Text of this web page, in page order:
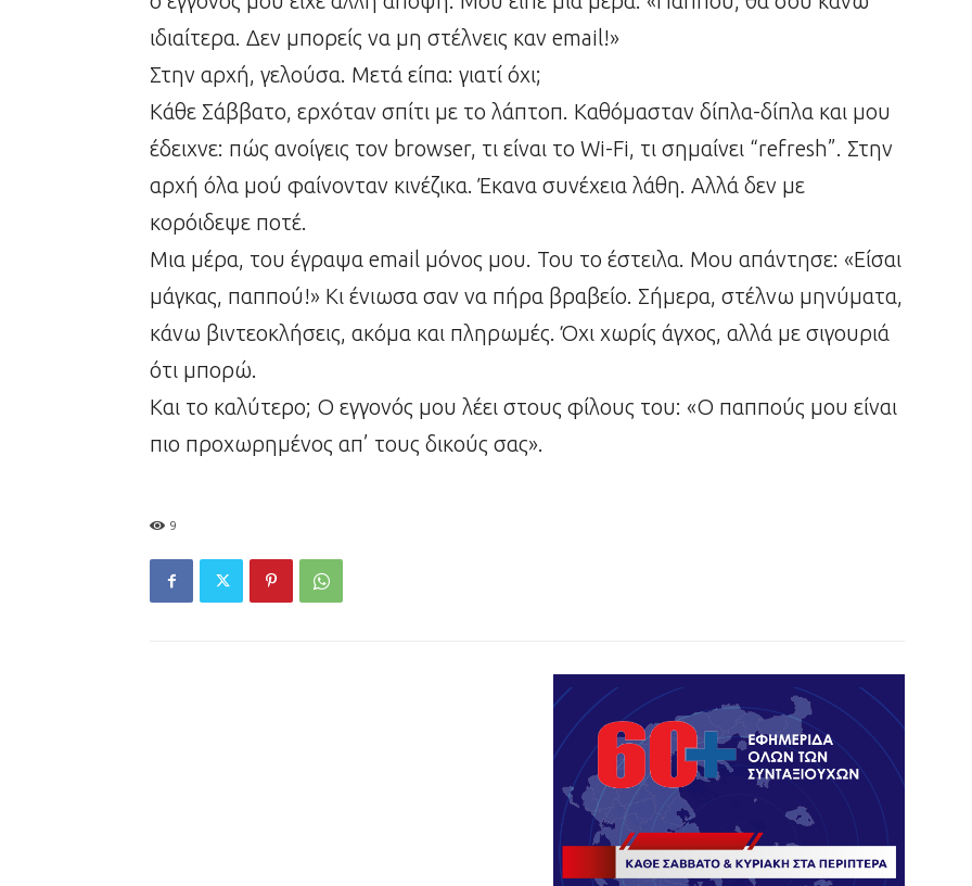
ιδιαίτερα. Δεν μπορείς να μη στέλνεις καν email!»
Στην αρχή, γελούσα. Μετά είπα: γιατί όχι;
Κάθε Σάββατο, ερχόταν σπίτι με το λάπτοπ. Καθόμασταν δίπλα-δίπλα και μου
έδειχνε: πώς ανοίγεις τον browser, τι είναι το Wi-Fi, τι σημαίνει “refresh”. Στην
αρχή όλα μού φαίνονταν κινέζικα. Έκανα συνέχεια λάθη. Αλλά δεν με
κορόιδεψε ποτέ.
Μια μέρα, του έγραψα email μόνος μου. Του το έστειλα. Μου απάντησε: «Είσαι
μάγκας, παππού!» Κι ένιωσα σαν να πήρα βραβείο. Σήμερα, στέλνω μηνύματα,
κάνω βιντεοκλήσεις, ακόμα και πληρωμές. Όχι χωρίς άγχος, αλλά με σιγουριά
ότι μπορώ.
Και το καλύτερο; Ο εγγονός μου λέει στους φίλους του: «Ο παππούς μου είναι
πιο προχωρημένος απ’ τους δικούς σας».
9